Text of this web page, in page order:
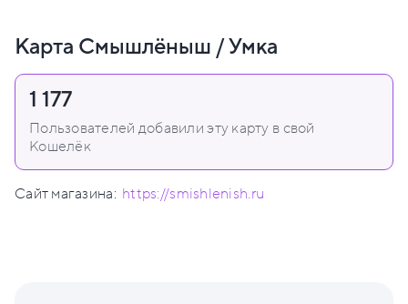
Карта Смышлёныш / Умка
1 177
Пользователей добавили эту карту в свой
Кошелёк
Сайт магазина: https://smishlenish.ru